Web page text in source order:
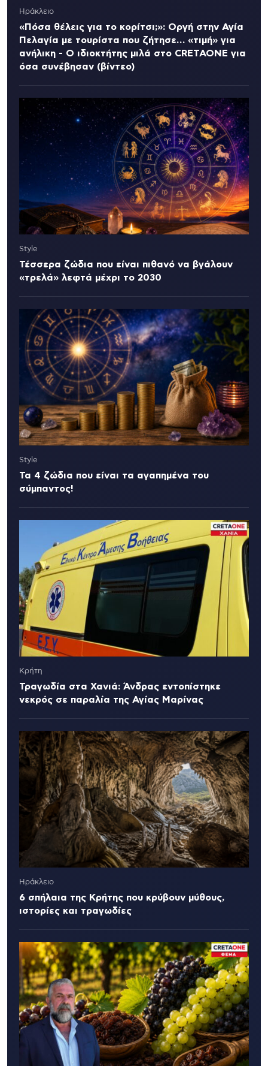
Ηράκλειο
«Πόσα θέλεις για το κορίτσι;»: Οργή στην Αγία
Πελαγία με τουρίστα που ζήτησε… «τιμή» για
ανήλικη - Ο ιδιοκτήτης μιλά στο CRETAONE για
όσα συνέβησαν (βίντεο)
Style
Τέσσερα ζώδια που είναι πιθανό να βγάλουν
«τρελά» λεφτά μέχρι το 2030
Style
Τα 4 ζώδια που είναι τα αγαπημένα του
σύμπαντος!
Κρήτη
Τραγωδία στα Χανιά: Άνδρας εντοπίστηκε
νεκρός σε παραλία της Αγίας Μαρίνας
Ηράκλειο
6 σπήλαια της Κρήτης που κρύβουν μύθους,
ιστορίες και τραγωδίες